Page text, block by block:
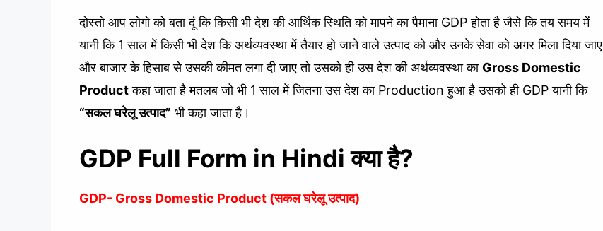
दोस्तो आप लोगो को बता दूं कि किसी भी देश की आर्थिक स्थिति को मापने का पैमाना GDP होता है जैसे कि तय समय में
यानी कि 1 साल में किसी भी देश कि अर्थव्यवस्था में तैयार हो जाने वाले उत्पाद को और उनके सेवा को अगर मिला दिया जाए
और बाजार के हिसाब से उसकी कीमत लगा दी जाए तो उसको ही उस देश की अर्थव्यवस्था का Gross Domestic
Productकहा जाता है मतलब जो भी 1 साल में जितना उस देश का Production हुआ है उसको ही GDP यानी कि
“सकल घरेलू उत्पाद” भी कहा जाता है।
GDP Full Form in Hindi क्या है?
GDP- Gross Domestic Product (सकल घरेलू उत्पाद)